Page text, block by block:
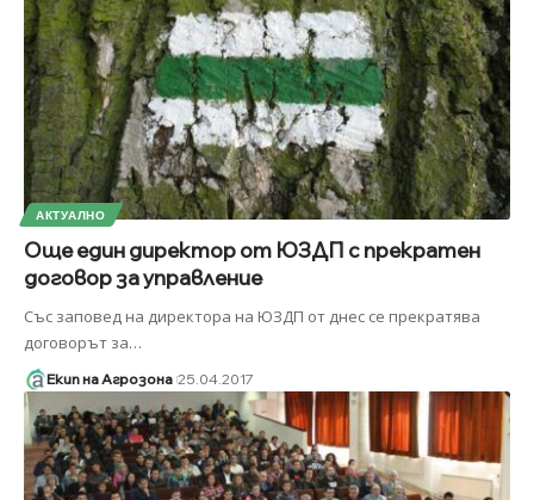
АКТУАЛНО
Още един директор от ЮЗДП с прекратен
договор за управление
Със заповед на директора на ЮЗДП от днес се прекратява
договорът за…
Екип на Агрозона 25.04.2017